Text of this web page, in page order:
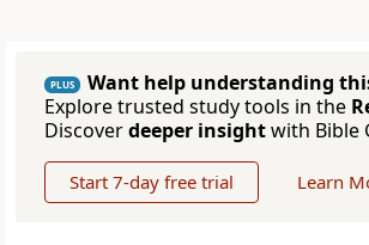
PLUS
Want help understanding
Explore trusted study tools in the
Discoverdeeper insightwith Bible
Start 7-day free trial Learn